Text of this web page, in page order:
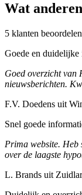
Wat
5 klanten
Goede en duidelijke
Goed overzicht van
nieuwsberichten.
F.V. Doedens uit
Snel goede
Prima website. Heb
over de laagste
L. Brands uit